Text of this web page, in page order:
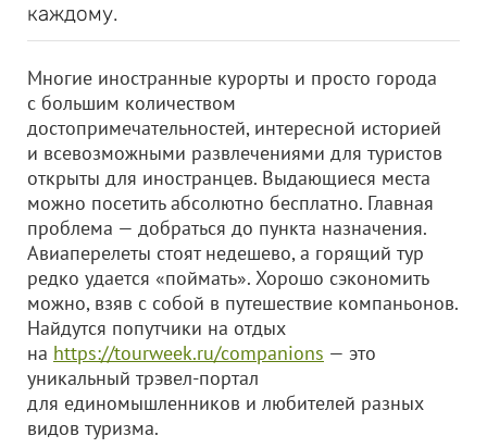
каждому.
Многие иностранные курорты и просто города
с большим количеством
достопримечательностей, интересной историей
и всевозможными развлечениями для туристов
открыты для иностранцев. Выдающиеся места
можно посетить абсолютно бесплатно. Главная
проблема — добраться до пункта назначения.
Авиаперелеты стоят недешево, а горящий тур
редко удается «поймать». Хорошо сэкономить
можно, взяв с собой в путешествие компаньонов.
Найдутся попутчики на отдых
на https://tourweek.ru/companions — это
уникальный трэвел-портал
для единомышленников и любителей разных
видов туризма.